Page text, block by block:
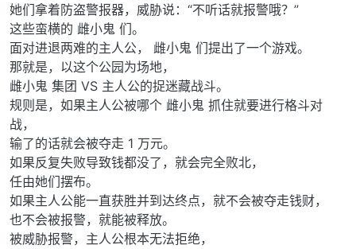
她们拿着防盗警报器，威胁说：“不听话就报警哦？”
这些蛮横的 雌小鬼 们。
面对进退两难的主人公， 雌小鬼 们提出了一个游戏。
那就是，以这个公园为场地，
雌小鬼 集团 VS 主人公的捉迷藏战斗。
规则是，如果主人公被哪个 雌小鬼 抓住就要进行格斗对
战，
输了的话就会被夺走 1 万元。
如果反复失败导致钱都没了，就会完全败北，
任由她们摆布。
如果主人公能一直获胜并到达终点，就不会被夺走钱财，
也不会被报警，就能被释放。
被威胁报警，主人公根本无法拒绝，